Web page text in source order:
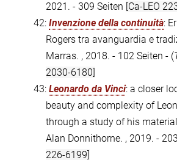
2021. - 309 Seiten [Ca-LEO
42: Invenzione della continuità:
Rogers tra avanguardia e
Marras. , 2018. - 102 Seiten - (
2030-6180]
43: Leonardo da Vinci: a closer
beauty and complexity of
through a study of his
Alan Donnithorne. , 2019. -
226-6199]